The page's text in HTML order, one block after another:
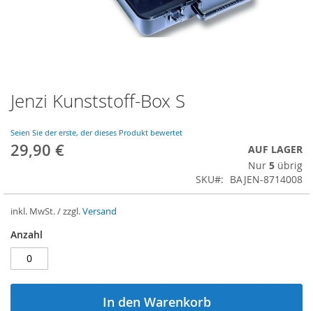
Zum
Anfang
Bildergalerie
springen
Jenzi Kunststoff-Box S
Seien Sie der erste, der dieses Produkt bewertet
29,90 €
AUF LAGER
Nur 5 übrig
SKU
BAJEN-8714008
inkl. MwSt. / zzgl.Versand
Anzahl
In den Warenkorb